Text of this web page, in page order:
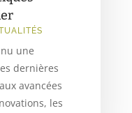
une
dernières
avancées
les